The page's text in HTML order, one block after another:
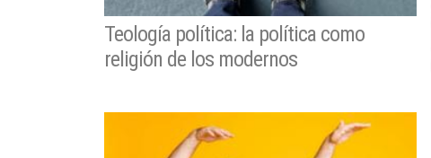
Teología política: la política como
religión de los modernos